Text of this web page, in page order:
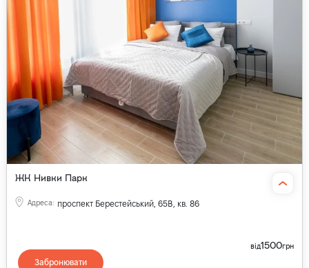
ЖК Нивки Парк
Адреса: проспект Берестейський, 65В, кв. 86
від1500грн
Забронювати